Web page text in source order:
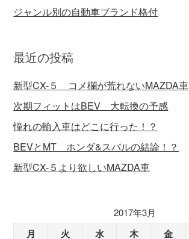
ジャンル別の自動車ブランド格付
最近の投稿
新型CX-５ コメ欄が荒れないMAZDA車
次期フィットはBEV 大転換の予感
憧れの輸入車はどこに行った！？
BEVとMT ホンダ&スバルの結論！？
新型CX-５より欲しいMAZDA車
2017年3月
月 火 水 木 金